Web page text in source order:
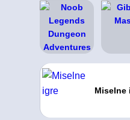
Miselne